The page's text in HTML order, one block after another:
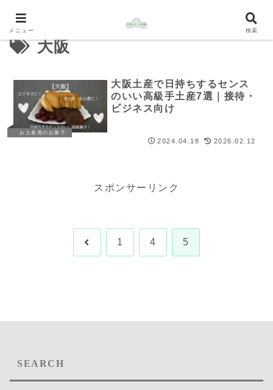
大阪
お土産用のお菓子
大阪土産で日持ちするセンス
のいい高級手土産7選｜接待・
ビジネス向け
2024.04.18 2026.02.12
スポンサーリンク
前 1 4 5
SEARCH
メニュー 検索